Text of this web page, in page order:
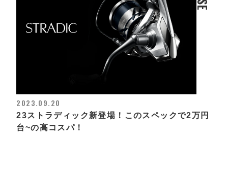
2023.09.20
23ストラディック新登場！このスペックで2万円
台~の高コスパ！